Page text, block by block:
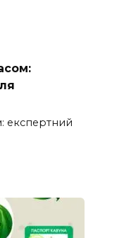
експертний